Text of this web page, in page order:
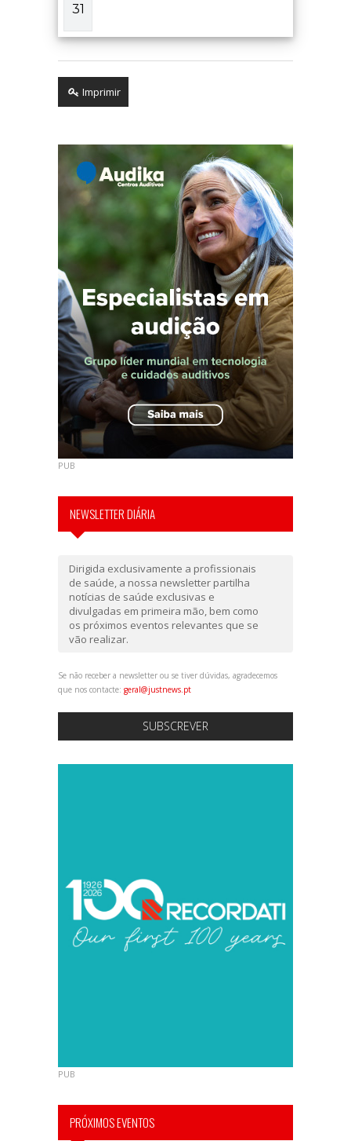
31
Imprimir
PUB
NEWSLETTER DIÁRIA
Dirigida exclusivamente a profissionais
de saúde, a nossa newsletter partilha
notícias de saúde exclusivas e
divulgadas em primeira mão, bem como
os próximos eventos relevantes que se
vão realizar.
Se não receber a newsletter ou se tiver dúvidas, agradecemos
que nos contacte: geral@justnews.pt
SUBSCREVER
PUB
PRÓXIMOS EVENTOS